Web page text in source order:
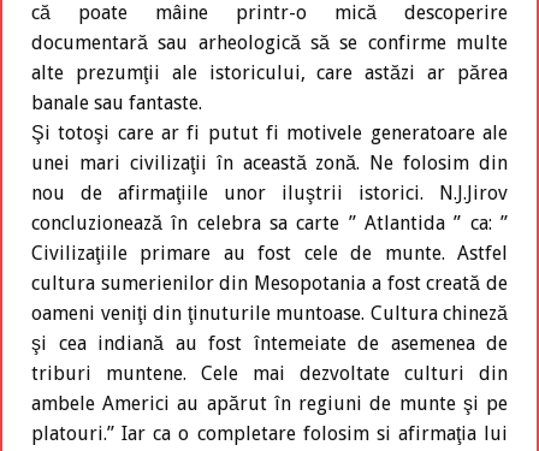
că poate mâine printr-o mică descoperire
documentară sau arheologică să se confirme multe
alte prezumţii ale istoricului, care astăzi ar părea
banale sau fantaste.
Şi totoşi care ar fi putut fi motivele generatoare ale
unei mari civilizaţii în această zonă. Ne folosim din
nou de afirmaţiile unor iluştrii istorici. N.J.Jirov
concluzionează în celebra sa carte ’’ Atlantida ’’ ca: ’’
Civilizaţiile primare au fost cele de munte. Astfel
cultura sumerienilor din Mesopotania a fost creată de
oameni veniţi din ţinuturile muntoase. Cultura chineză
şi cea indiană au fost întemeiate de asemenea de
triburi muntene. Cele mai dezvoltate culturi din
ambele Americi au apărut în regiuni de munte şi pe
platouri.’’ Iar ca o completare folosim si afirmaţia lui